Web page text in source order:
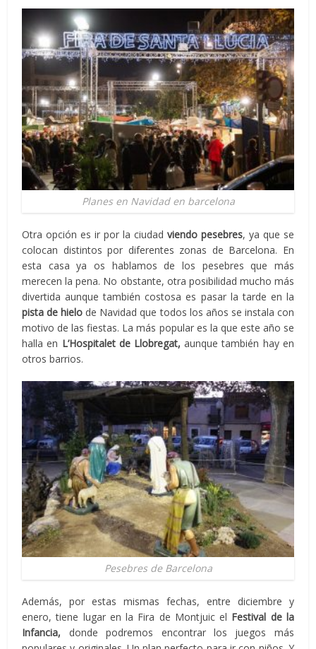
Planes en Navidad en barcelona
Otra opción es ir por la ciudad viendo pesebres, ya que se
colocan distintos por diferentes zonas de Barcelona. En
esta casa ya os hablamos de los pesebres que más
merecen la pena. No obstante, otra posibilidad mucho más
divertida aunque también costosa es pasar la tarde en la
pista de hielo de Navidad que todos los años se instala con
motivo de las fiestas. La más popular es la que este año se
halla en L’Hospitalet de Llobregat, aunque también hay en
otros barrios.
Pesebres de Barcelona
Además, por estas mismas fechas, entre diciembre y
enero, tiene lugar en la Fira de Montjuic el Festival de la
Infancia, donde podremos encontrar los juegos más